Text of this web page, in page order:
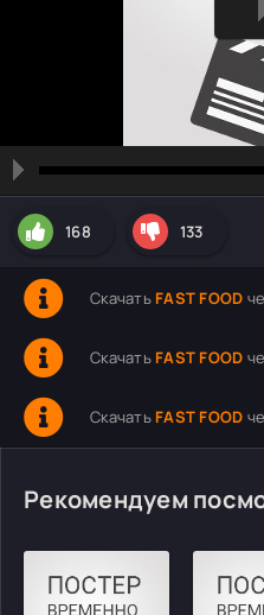
168 133
Скачать FAST FOOD
Скачать FAST FOOD
Скачать FAST FOOD
Рекомендуем